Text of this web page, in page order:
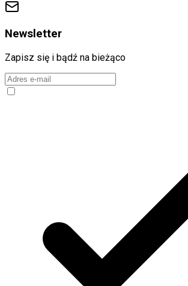
Newsletter
Zapisz się i bądź na bieżąco